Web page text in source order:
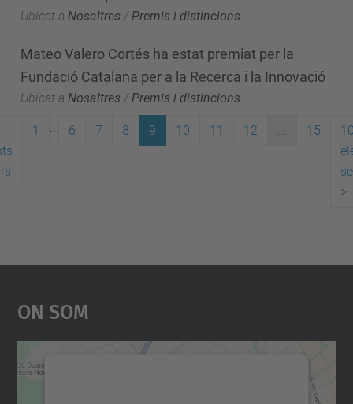
Ubicat a Nosaltres / Premis i distincions
Mateo Valero Cortés ha estat premiat per la
Fundació Catalana per a la Recerca i la Innovació
Ubicat a Nosaltres /Premis i distincions
1 6 7 8 9 10 11 12 ... 15
>
On Som